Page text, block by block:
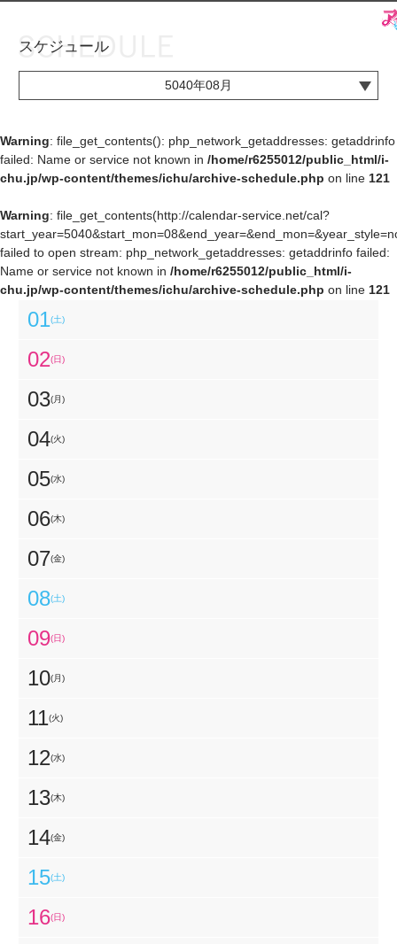
アイ★チュウとは
ユニット&キャラクター
ミュージック
グッズ・本
ギャラリー
お知らせ
アイ★チュウとは
イベント・キャンペーン
ミュージック
グッズ・本
スケジュール
5040年08月
Warning: file_get_contents(): php_network_getaddresses: getaddrinfo
failed: Name or service not known in /home/r6255012/public_html/i-
chu.jp/wp-content/themes/ichu/archive-schedule.php on line 121
Warning: file_get_contents(http://calendar-service.net/cal?
failed to open stream: php_network_getaddresses: getaddrinfo failed:
Name or service not known in /home/r6255012/public_html/i-
chu.jp/wp-content/themes/ichu/archive-schedule.php on line 121
01(土)
02(日)
03(月)
04(火)
05(水)
06(木)
07(金)
08(土)
09(日)
10(月)
11(火)
12(水)
13(木)
14(金)
15(土)
16(日)